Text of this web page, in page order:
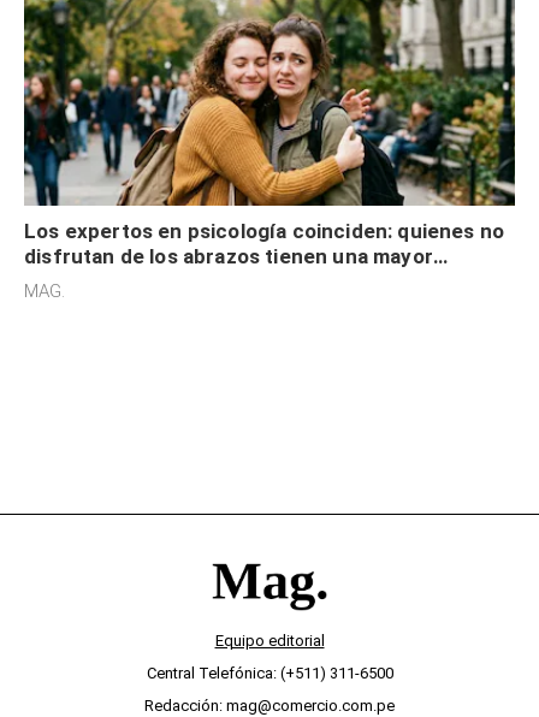
Los expertos en psicología coinciden: quienes no
disfrutan de los abrazos tienen una mayor
sensibilidad a los estímulos físicos y no es por
MAG.
Equipo editorial
Central Telefónica: (+511) 311-6500
Redacción: mag@comercio.com.pe